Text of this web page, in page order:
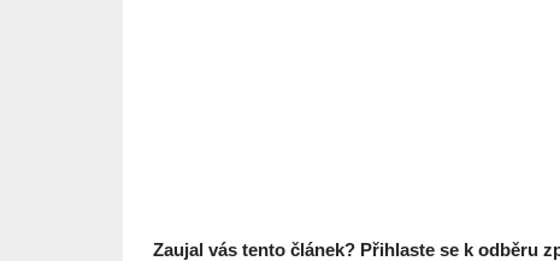
Zaujal vás tento článek? Přihlaste se k odběru